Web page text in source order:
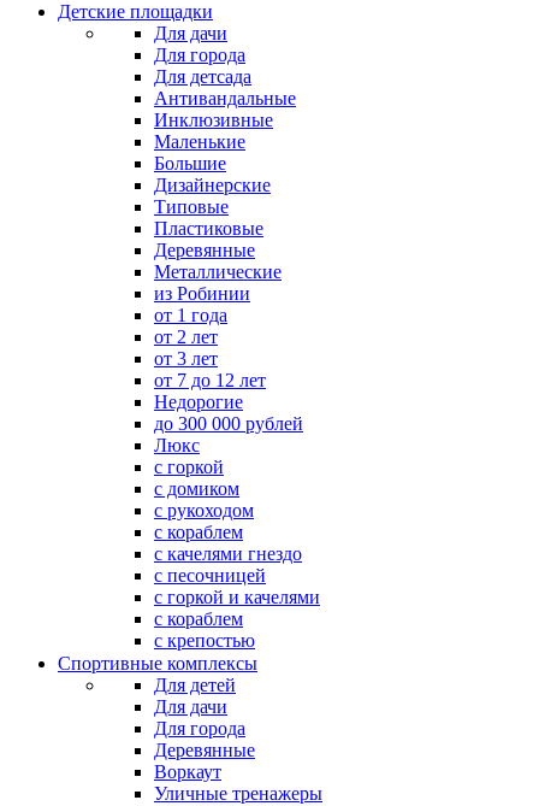
Детские площадки
Для дачи
Для города
Для детсада
Антивандальные
Инклюзивные
Маленькие
Большие
Дизайнерские
Типовые
Пластиковые
Деревянные
Металлические
из Робинии
от 1 года
от 2 лет
от 3 лет
от 7 до 12 лет
Недорогие
до 300 000 рублей
Люкс
с горкой
с домиком
с рукоходом
с кораблем
с качелями гнездо
с песочницей
с горкой и качелями
с кораблем
с крепостью
Спортивные комплексы
Для детей
Для дачи
Для города
Деревянные
Воркаут
Уличные тренажеры